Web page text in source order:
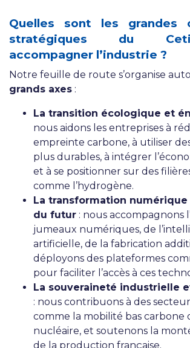
Quelles sont les grandes
stratégiques du
accompagner l’industrie ?
Notre feuille de route s’organise
grands axes :
La transition écologique et
nous aidons les entreprises à
empreinte carbone, à utiliser
plus durables, à intégrer
et à se positionner sur des
comme l’hydrogène.
La transformation numérique
du futur : nous accompagnons
jumeaux numériques, de
artificielle, de la fabrication
déployons des plateformes
pour faciliter l’accès à ces
La souveraineté industrielle
: nous contribuons à des
comme la mobilité bas carbone
nucléaire, et soutenons la
de la production française.